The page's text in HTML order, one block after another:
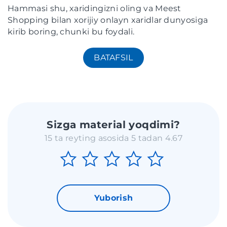
Hammasi shu, xaridingizni oling va Meest
Shopping bilan xorijiy onlayn xaridlar dunyosiga
kirib boring, chunki bu foydali.
BATAFSIL
Sizga material yoqdimi?
15 ta reyting asosida 5 tadan 4.67
Yuborish